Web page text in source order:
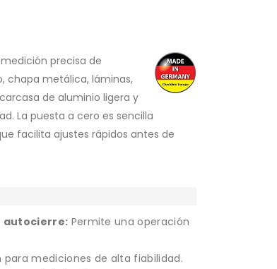
precisa de
chapa metálica, láminas,
de aluminio ligera y
La puesta a cero es sencilla
facilita ajustes rápidos antes de
autocierre: Permite una operación
para mediciones de alta fiabilidad.